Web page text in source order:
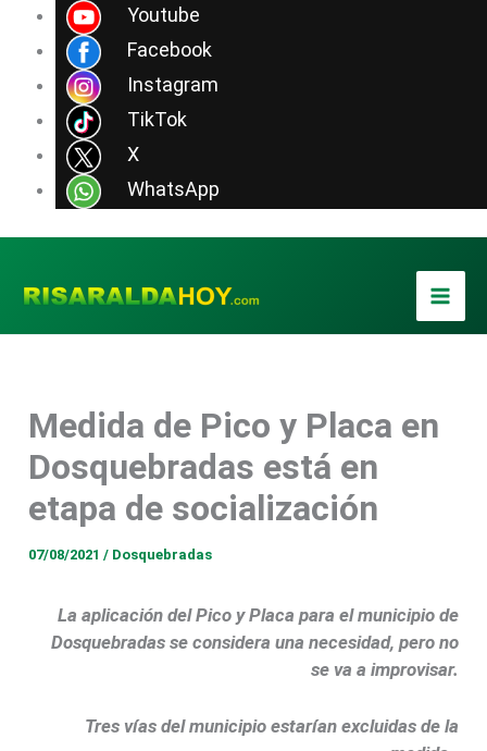
Youtube
Facebook
Instagram
TikTok
X
WhatsApp
contenido
Medida de Pico y Placa en
Dosquebradas está en
etapa de socialización
07/08/2021/ Dosquebradas
La aplicación del Pico y Placa para el municipio de
Dosquebradas se considera una necesidad, pero no
se va a improvisar.
Tres vías del municipio estarían excluidas de la